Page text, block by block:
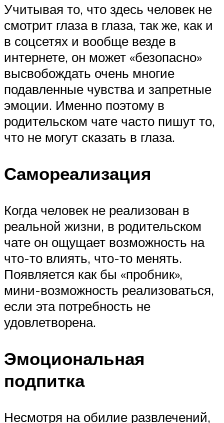
Учитывая то, что здесь человек не
смотрит глаза в глаза, так же, как и
в соцсетях и вообще везде в
интернете, он может «безопасно»
высвобождать очень многие
подавленные чувства и запретные
эмоции. Именно поэтому в
родительском чате часто пишут то,
что не могут сказать в глаза.
Самореализация
Когда человек не реализован в
реальной жизни, в родительском
чате он ощущает возможность на
что-то влиять, что-то менять.
Появляется как бы «пробник»,
мини-возможность реализоваться,
если эта потребность не
удовлетворена.
Эмоциональная
подпитка
Несмотря на обилие развлечений,